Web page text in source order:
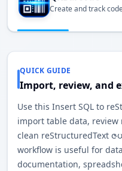
Create and track
QUICK GUIDE
Import, review, and
Use this Insert SQL to
import table data,
clean reStructuredText ဇ
workflow is useful for
documentation,